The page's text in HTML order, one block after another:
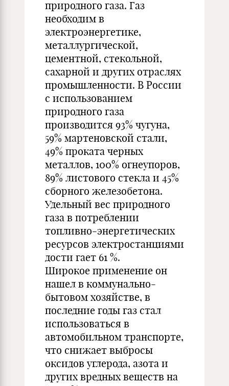
природного газа. Газ
необходим в
электроэнергетике,
металлургической,
цементной, стекольной,
сахарной и других отраслях
промышленности. В России
с использованием
природного газа
производится 93% чугуна,
59% мартеновской стали,
49% проката черных
металлов, 100% огнеупоров,
89% листового стекла и 45%
сборного железобетона.
Удельный вес природного
газа в потреблении
топливно-энергетических
ресурсов электростанциями
дости гает 61 %.
Широкое применение он
нашел в коммунально-
бытовом хозяйстве, в
последние годы газ стал
использоваться в
автомобильном транспорте,
что снижает выбросы
оксидов углерода, азота и
других вредных веществ на